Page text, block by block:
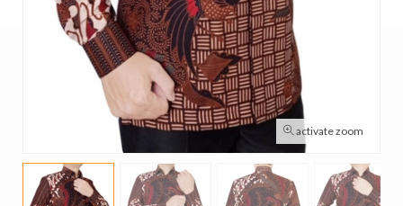
activate zoom